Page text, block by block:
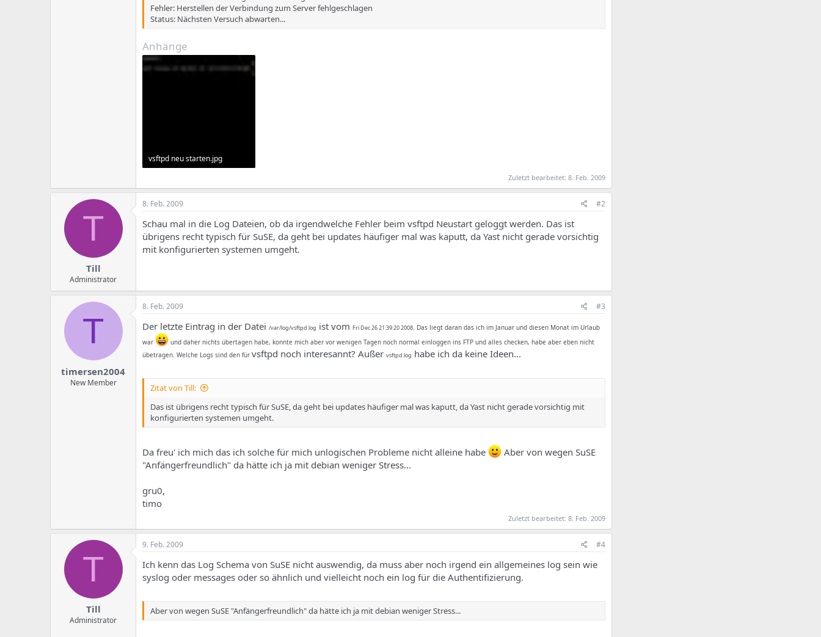
Fehler: Herstellen der Verbindung zum Server fehlgeschlagen
Status: Nächsten Versuch abwarten...
Anhänge
vsftpd neu starten.jpg
Zuletzt bearbeitet: 8. Feb. 2009
T
Till
Administrator
8. Feb. 2009 #2
Schau mal in die Log Dateien, ob da irgendwelche Fehler beim vsftpd Neustart geloggt werden. Das ist
übrigens recht typisch für SuSE, da geht bei updates häufiger mal was kaputt, da Yast nicht gerade vorsichtig
mit konfigurierten systemen umgeht.
T
timersen2004
New Member
8. Feb. 2009 #3
Der letzte Eintrag in der Datei /var/log/vsftpd.log ist vom Fri Dec 26 21:39:20 2008. Das liegt daran das ich im Januar und diesen Monat im Urlaub
war
und daher nichts übertagen habe, konnte mich aber vor wenigen Tagen noch normal einloggen ins FTP und alles checken, habe aber eben nicht
übetragen. Welche Logs sind den für vsftpd noch interesannt? Außer vsftpd.log habe ich da keine Ideen...
Zitat von Till:
Das ist übrigens recht typisch für SuSE, da geht bei updates häufiger mal was kaputt, da Yast nicht gerade vorsichtig mit
konfigurierten systemen umgeht.
Da freu' ich mich das ich solche für mich unlogischen Probleme nicht alleine habe
Aber von wegen SuSE
"Anfängerfreundlich" da hätte ich ja mit debian weniger Stress...
gru0,
timo
Zuletzt bearbeitet: 8. Feb. 2009
T
Till
Administrator
9. Feb. 2009 #4
Ich kenn das Log Schema von SuSE nicht auswendig, da muss aber noch irgend ein allgemeines log sein wie
syslog oder messages oder so ähnlich und vielleicht noch ein log für die Authentifizierung.
Aber von wegen SuSE "Anfängerfreundlich" da hätte ich ja mit debian weniger Stress...